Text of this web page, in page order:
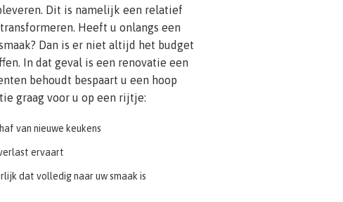
Dit is namelijk een relatief
Heeft u onlangs een
Dan is er niet altijd het budget
In dat geval is een renovatie een
behoudt bespaart u een hoop
graag voor u op een rijtje:
van nieuwe keukens
ervaart
dat volledig naar uw smaak is